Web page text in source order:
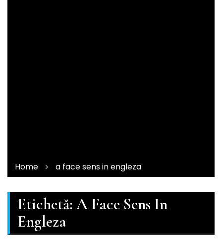
Home a face sens in engleza
Etichetă:A Face Sens In
Engleza